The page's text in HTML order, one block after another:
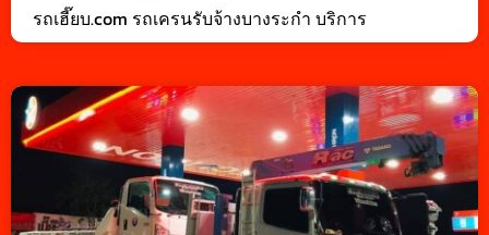
รถเฮี๊ยบ.com รถเครนรับจ้างบางระกำ บริการ